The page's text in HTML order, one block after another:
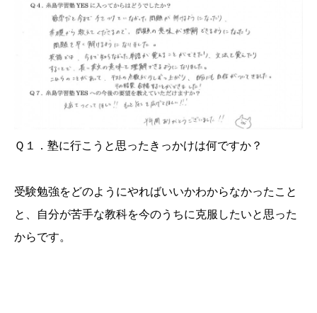
Ｑ１．塾に行こうと思ったきっかけは何ですか？
受験勉強をどのようにやればいいかわからなかったこと
と、自分が苦手な教科を今のうちに克服したいと思った
からです。